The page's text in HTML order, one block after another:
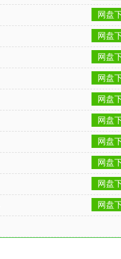
网盘
网盘
网盘
网盘
网盘
网盘
网盘
网盘
网盘
网盘